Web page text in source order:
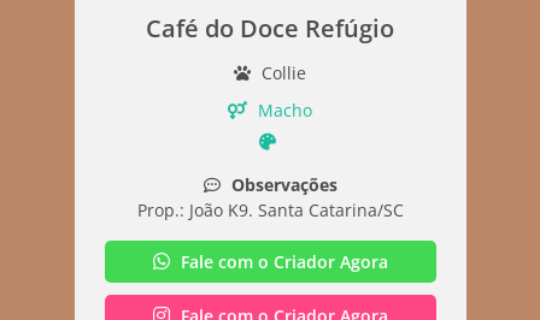
Café do Doce Refúgio
Collie
Macho
Observações
Prop.: João K9. Santa Catarina/SC
Fale com o Criador Agora